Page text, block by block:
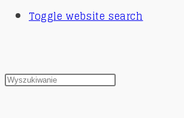
Toggle website search